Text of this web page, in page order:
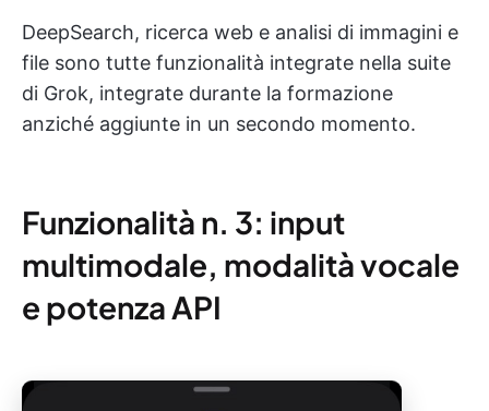
DeepSearch, ricerca web e analisi di immagini e
file sono tutte funzionalità integrate nella suite
di Grok, integrate durante la formazione
anziché aggiunte in un secondo momento.
Funzionalità n. 3: input
multimodale, modalità vocale
e potenza API